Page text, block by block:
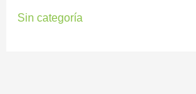
Sin categoría